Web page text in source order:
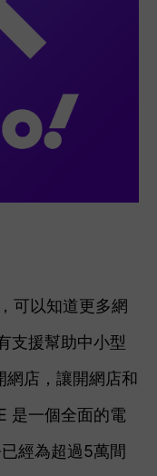
可以知道更多網
支援幫助中小型
網店，讓開網店和
是一個全面的電
經為超過5萬間